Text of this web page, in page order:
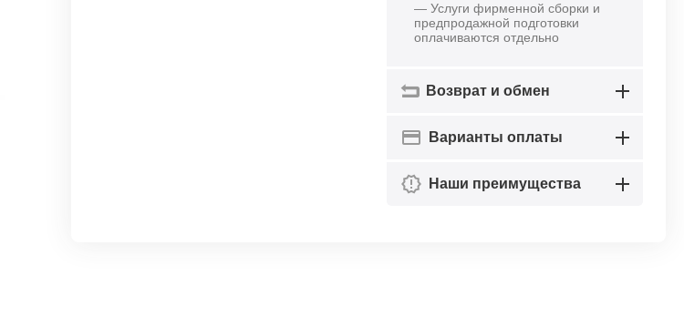
— Услуги фирменной сборки и
предпродажной подготовки
оплачиваются отдельно
Возврат и обмен
Варианты оплаты
Наши преимущества